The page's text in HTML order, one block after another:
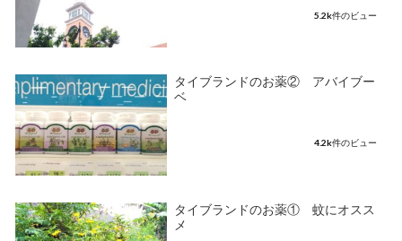
5.2k件のビュー
タイブランドのお薬② アバイブー
ベ
4.2k件のビュー
タイブランドのお薬① 蚊にオスス
メ